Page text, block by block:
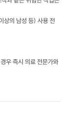
상의 남성 등) 사용 전
우 즉시 의료 전문가와